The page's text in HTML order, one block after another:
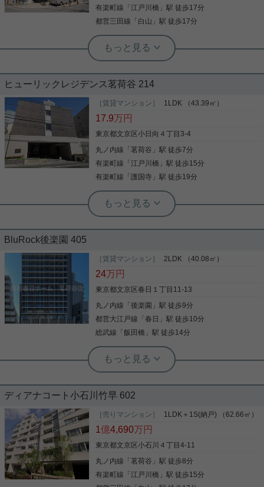
詳細を見る
有楽町線 「江戸川橋 」駅 徒歩17分
都営三田線 「 白山 」駅 徒歩17分
実用春日ホーム 茗荷谷駅前センター 齊藤敏孝
エアコン 東南向き 閑静な住宅地 東南
りから1本入った立地で静かで落ち着いた環境で
す！ 近隣にはスーパーやコンビニもあり、住環境も
良好です！ 賃料も管理費込みの金額になっているの
で、費用を抑えたい方にもオススメです！ 少しでも
写真(9)
詳細を見る
ヒューリックレジデンス茗荷谷 214
［賃貸マンション］ 1LDK （43.39㎡）
17.9万円
東京都文京区小日向４丁目3-4
丸ノ内線 「茗荷谷 」駅 徒歩7分
有楽町線 「江戸川橋 」駅 徒歩15分
有楽町線 「護国寺 」駅 徒歩19分
実用春日ホーム 本店 スタッフ島倉
角部屋☆1ＬＤＫ☆人気の茗荷谷エリア
す！ 室内設備も充実☆ オートロックはもちろん、玄
関ドアはダブルロックで安心！ お気軽にお問い合わ
せくださいませ！
写真(9)
詳細を見る
BluRock後楽園 405
［賃貸マンション］ 2LDK （40.08㎡）
24万円
東京都文京区春日１丁目11-13
丸ノ内線 「後楽園 」駅 徒歩9分
都営大江戸線 「春日 」駅 徒歩10分
総武線 「飯田橋 」駅 徒歩14分
実用春日ホーム 茗荷谷店 松下諒平
洗面所独立 全居室洋室 バストイレ別
3年の2LDKマンションのご紹介です。 南西向きで明
るい室内、浴室乾燥機、食洗器、宅配ボックス等、
充実の設備。 1階部分にはコンビニがございます。
インターネット無料です。 自信をもってご紹介でき
さいませ！ ■実用春日ホーム株式会社 茗荷谷店
■TEL:03-6902-5021
写真(9)
詳細を見る
ディアナコート小石川竹早 602
［売りマンション］ 1LDK＋1S(納戸) （62.66㎡）
1億4,690万円
東京都文京区小石川４丁目4-11
丸ノ内線 「茗荷谷 」駅 徒歩8分
有楽町線 「江戸川橋 」駅 徒歩15分